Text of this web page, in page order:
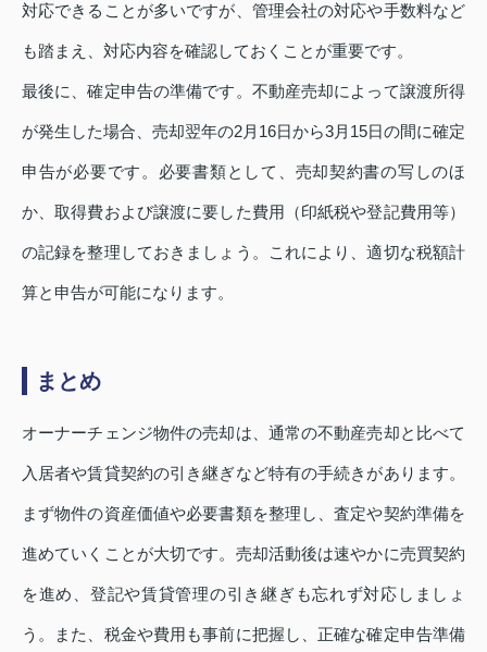
対応できることが多いですが、管理会社の対応や手数料など
も踏まえ、対応内容を確認しておくことが重要です。
最後に、確定申告の準備です。不動産売却によって譲渡所得
が発生した場合、売却翌年の2月16日から3月15日の間に確定
申告が必要です。必要書類として、売却契約書の写しのほ
か、取得費および譲渡に要した費用（印紙税や登記費用等）
の記録を整理しておきましょう。これにより、適切な税額計
算と申告が可能になります。
まとめ
オーナーチェンジ物件の売却は、通常の不動産売却と比べて
入居者や賃貸契約の引き継ぎなど特有の手続きがあります。
まず物件の資産価値や必要書類を整理し、査定や契約準備を
進めていくことが大切です。売却活動後は速やかに売買契約
を進め、登記や賃貸管理の引き継ぎも忘れず対応しましょ
う。また、税金や費用も事前に把握し、正確な確定申告準備